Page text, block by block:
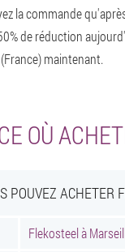
la commande
de réduction
maintenant.
OÙ
POUVEZ ACHETER
Flekosteel à